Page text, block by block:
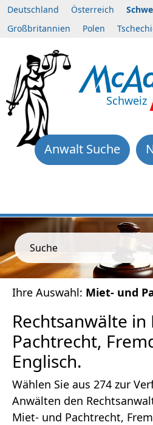
Deutschland Österreich
Großbritannien
Polen
Schweiz
Anwalt Suche
Suche
Ihre Auswahl: Miet- und
Rechtsanwälte
Pachtrecht,
Englisch.
Wählen Sie aus 274 zur
Anwälten den
Miet- und Pachtrecht,